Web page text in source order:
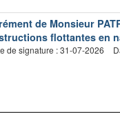
de Monsieur
flottantes en
de signature : 31-07-2026